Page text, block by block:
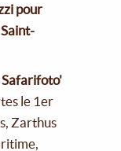
pour
Safarifoto'
le 1er
Zarthus